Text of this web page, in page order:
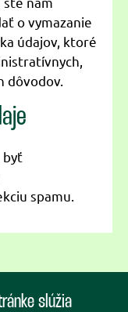
o vymazanie
údajov, ktoré
dôvodov.
byť
spamu.
slúžia